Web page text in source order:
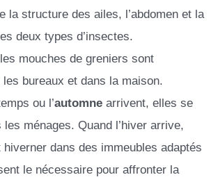
la structure des ailes, l’abdomen et la
deux types d’insectes.
mouches de greniers sont
bureaux et dans la maison.
ou l’automne arrivent, elles se
ménages. Quand l’hiver arrive,
dans des immeubles adaptés
le nécessaire pour affronter la